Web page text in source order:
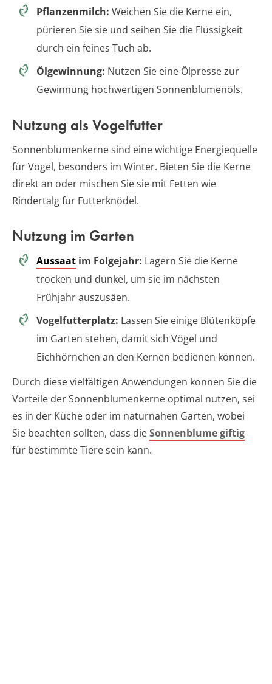
Pflanzenmilch: Weichen Sie die Kerne ein,
pürieren Sie sie und seihen Sie die Flüssigkeit
durch ein feines Tuch ab.
Ölgewinnung: Nutzen Sie eine Ölpresse zur
Gewinnung hochwertigen Sonnenblumenöls.
Nutzung als Vogelfutter
Sonnenblumenkerne sind eine wichtige Energiequelle
für Vögel, besonders im Winter. Bieten Sie die Kerne
direkt an oder mischen Sie sie mit Fetten wie
Rindertalg für Futterknödel.
Nutzung im Garten
Aussaat im Folgejahr: Lagern Sie die Kerne
trocken und dunkel, um sie im nächsten
Frühjahr auszusäen.
Vogelfutterplatz: Lassen Sie einige Blütenköpfe
im Garten stehen, damit sich Vögel und
Eichhörnchen an den Kernen bedienen können.
Durch diese vielfältigen Anwendungen können Sie die
Vorteile der Sonnenblumenkerne optimal nutzen, sei
es in der Küche oder im naturnahen Garten, wobei
Sie beachten sollten, dass dieSonnenblume giftig
für bestimmte Tiere sein kann.